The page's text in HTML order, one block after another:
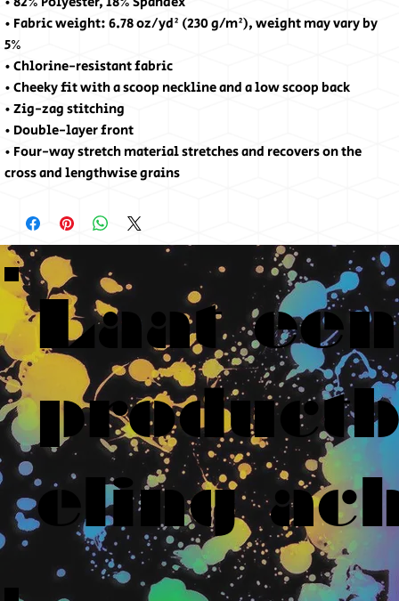
• Fabric weight: 6.78 oz/yd² (230 g/m²), weight may vary by
5%
• Chlorine-resistant fabric
• Cheeky fit with a scoop neckline and a low scoop back
• Zig-zag stitching
• Double-layer front
• Four-way stretch material stretches and recovers on the
cross and lengthwise grains
Laat een
eling